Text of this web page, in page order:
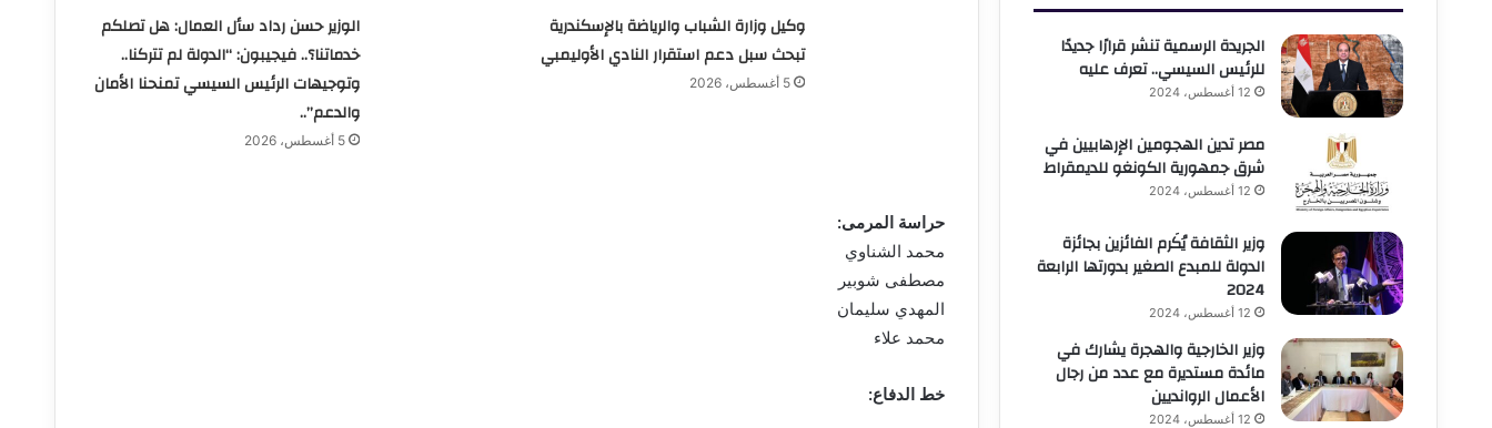
وكيل وزارة الشباب والرياضة بالإسكندرية
تبحث سبل دعم استقرار النادي الأوليمبي
5 أغسطس، 2026
الوزير حسن رداد سأل العمال: هل تصلكم
خدماتنا؟.. فيجيبون: “الدولة لم تتركنا..
وتوجيهات الرئيس السيسي تمنحنا الأمان
والدعم”..
5 أغسطس، 2026
حراسة المرمى:
محمد الشناوي
مصطفى شوبير
المهدي سليمان
محمد علاء
خط الدفاع:
الجريدة الرسمية تنشر قرارًا جديدًا
للرئيس السيسي.. تعرف عليه
12 أغسطس، 2024
مصر تدين الهجومين الإرهابيين في
شرق جمهورية الكونغو للديمقراط
12 أغسطس، 2024
وزير الثقافة يُكَرم الفائزين بجائزة
الدولة للمبدع الصغير بدورتها الرابعة
2024
12 أغسطس، 2024
وزير الخارجية والهجرة يشارك في
مائدة مستديرة مع عدد من رجال
الأعمال الروانديين
12 أغسطس، 2024